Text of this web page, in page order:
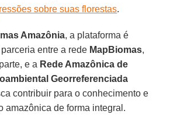
sobre suas florestas.
Amazônia, a plataforma é
entre a rede MapBiomas,
e a Rede Amazônica de
Georreferenciada
contribuir para o conhecimento e
amazônica de forma integral.